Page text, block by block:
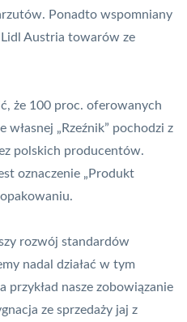
Ponadto wspomniany
Austria towarów ze
że 100 proc. oferowanych
„Rzeźnik” pochodzi z
polskich producentów.
oznaczenie „Produkt
rozwój standardów
nadal działać w tym
przykład nasze zobowiązanie
ze sprzedaży jaj z